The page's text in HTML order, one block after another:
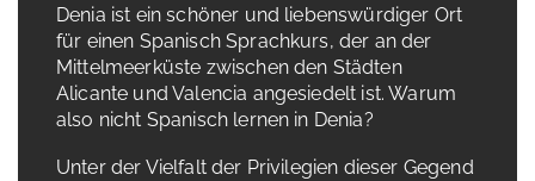
Denia ist ein schöner und liebenswürdiger Ort
für einen Spanisch Sprachkurs, der an der
Mittelmeerküste zwischen den Städten
Alicante und Valencia angesiedelt ist. Warum
also nicht Spanisch lernen in Denia?
Unter der Vielfalt der Privilegien dieser Gegend